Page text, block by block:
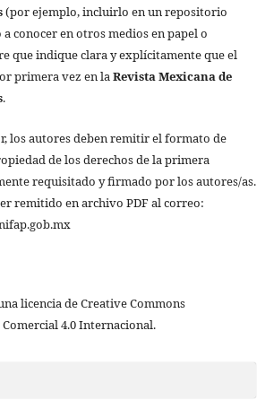
(por ejemplo, incluirlo en un repositorio
conocer en otros medios en papel o
que indique clara y explícitamente que el
primera vez en laRevista Mexicana de
.
los autores deben remitir el formato de
de los derechos de la primera
requisitado y firmado por los autores/as.
remitido en archivo PDF al correo:
licencia de Creative Commons
4.0 Internacional.